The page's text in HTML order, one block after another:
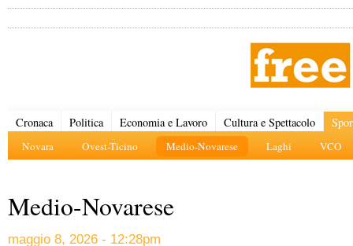
Cronaca Politica Economia e Lavoro Cultura e Spettacolo
Novara Ovest-Ticino Medio-Novarese Laghi VCO
Medio-Novarese
maggio 8, 2026 - 12:28pm